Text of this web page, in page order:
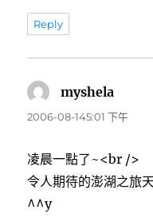
Reply
myshela
示:
2006-08-145:01 下午
凌晨一點了~<br />
令人期待的澎湖之旅
^^y